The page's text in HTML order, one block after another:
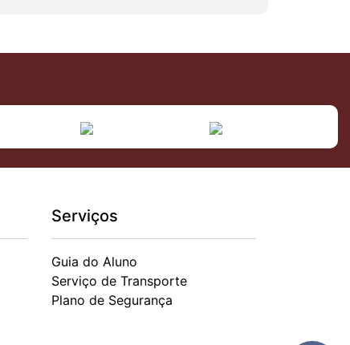
Serviços
Guia do Aluno
Serviço de Transporte
Plano de Segurança